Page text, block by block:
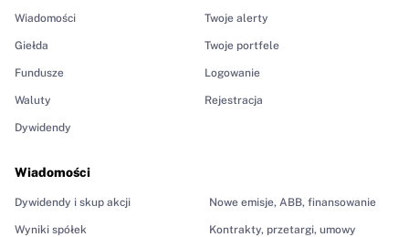
Wiadomości
Giełda
Fundusze
Waluty
Dywidendy
Wiadomości
Dywidendy i skup akcji
Wyniki spółek
Nowe emisje, ABB, finansowanie
Kontrakty, przetargi, umowy
Twoje alerty
Twoje portfele
Logowanie
Rejestracja